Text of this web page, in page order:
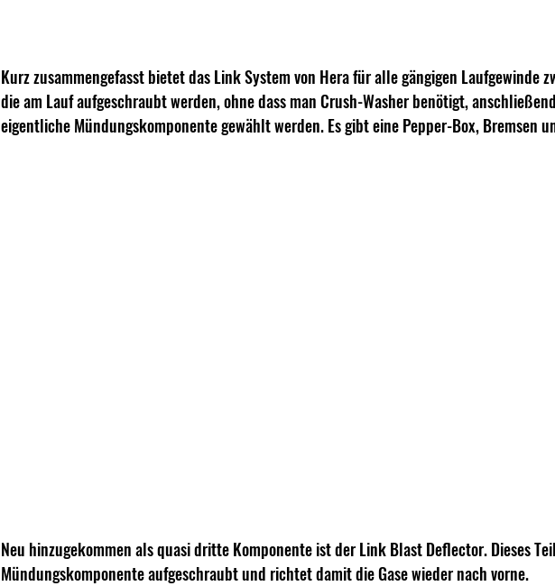
Kurz zusammengefasst bietet das Link System von Hera für alle gängigen Laufgewinde
die am Lauf aufgeschraubt werden, ohne dass man Crush-Washer benötigt,
eigentliche Mündungskomponente gewählt werden. Es gibt eine Pepper-Box, Bremsen
Neu hinzugekommen als quasi dritte Komponente ist der Link Blast Deflector. Dieses
Mündungskomponente aufgeschraubt und richtet damit die Gase wieder nach vorne.